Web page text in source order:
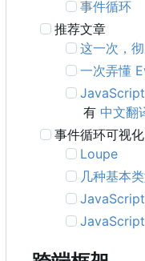
事件循环
推荐文章
这一次，
一次弄懂
有 中文翻
事件循环可视化
Loupe
几种基本